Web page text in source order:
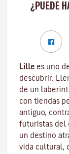
¿PUEDE
Lille es uno
descubrir.
de un
con tiendas
antiguo,
futuristas del
un destino
vida cultural,